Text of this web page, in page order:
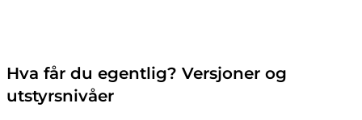
Hva får du egentlig? Versjoner og
utstyrsnivåer